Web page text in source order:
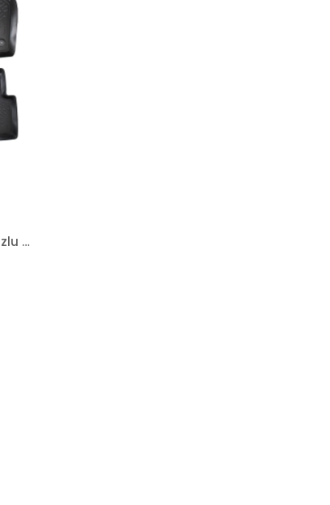
Audi Q3 2011-2018 Rizline 3D Havuzlu Paspas